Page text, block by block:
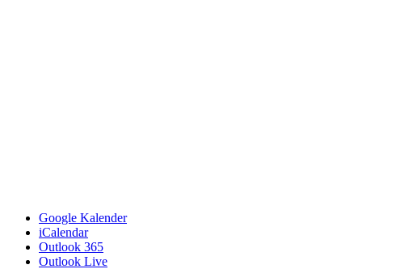
Google Kalender
iCalendar
Outlook 365
Outlook Live